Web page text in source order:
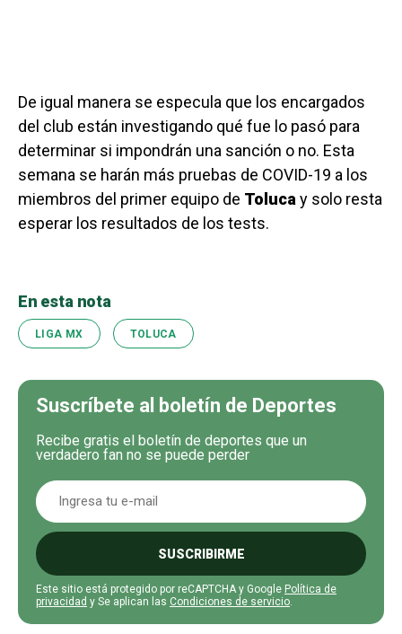
De igual manera se especula que los encargados
del club están investigando qué fue lo pasó para
determinar si impondrán una sanción o no. Esta
semana se harán más pruebas de COVID-19 a los
miembros del primer equipo de Tolucay solo resta
esperar los resultados de los tests.
En esta nota
LIGA MX TOLUCA
Suscríbete al boletín de Deportes
Recibe gratis el boletín de deportes que un
verdadero fan no se puede perder
SUSCRIBIRME
Este sitio está protegido por reCAPTCHA y Google Política de
privacidad y Se aplican las Condiciones de servicio.